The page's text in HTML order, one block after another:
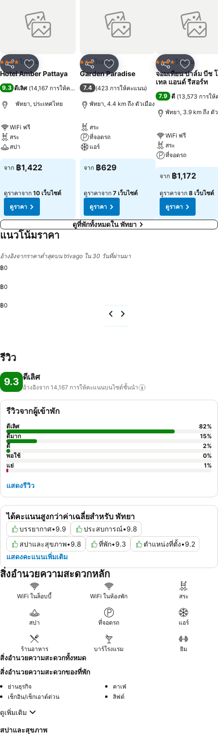
แชร์ เพิ่มในรายการโปรด
4 ดาว โรงแรม
Hotel Amber Pattaya
9.3 ดีเลิศ (14,167 การให้คะแนน)
พัทยา, ประเทศไทย
WiFi ฟรี
สระ
สปา
จาก ฿1,422
ดูราคาจาก 10 เว็บไซต์
ดูราคา
แชร์ เพิ่มในรายการโปรด
3 ดาวโรงแรม
Garden Paradise
7.4 (423 การให้คะแนน)
พัทยา, 4.4 km ถึง ตัวเมือง
สระ
ที่จอดรถ
แอร์
จาก ฿629
ดูราคาจาก 7 เว็บไซต์
ดูราคา
แชร์ เพิ่มในรา
4 ดาว โรงแรม
จอมเทียน ปาล์ม บีช
เทล แอนด์ รีสอร์ท
7.9 ดี (13,573 การให้
พัทยา, 3.9 km ถึง ตั
WiFi ฟรี
สระ
ที่จอดรถ
จาก ฿1,172
ดูราคาจาก 8 เว็บไซต์
ดูราคา
ดูที่พักทั้งหมดใน พัทยา
แนวโน้มราคา
อ้างอิงจากราคาต่ำสุดบน trivago ใน 30 วันที่ผ่านมา
฿0
฿0
฿0
รีวิว
9.3 ดีเลิศ
อ้างอิงจาก 14,167 การให้คะแนนบนไซต์ชั้นนำ
ได้คะแนนสูงกว่าค่าเฉลี่ยสำหรับ พัทยา
บรรยากาศ•9.9 ประสบการณ์•9.8
สปาและสุขภาพ•9.8 ที่พัก•9.3 ตำแหน่งที่ตั้ง•9.2
แสดงคะแนนเพิ่มเติม
รีวิวจากผู้เข้าพัก
ดีเลิศ 82%
ดีมาก
15%
ดี
2%
พอใช้
0%
แย่
1%
แสดงรีวิว
สิ่งอำนวยความสะดวกหลัก
WiFi ในล็อบบี้ WiFi ในห้องพัก สระ
สปา ที่จอดรถ แอร์
ร้านอาหาร บาร์โรงแรม ยิม
สิ่งอำนวยความสะดวกทั้งหมด
สิ่งอำนวยความสะดวกของที่พัก
ย่านธุรกิจ
คาเฟ่
เช็กอิน/เช็กเอาต์ด่วน
ลิฟต์
ดูเพิ่มเติม
สปาและสุขภาพ